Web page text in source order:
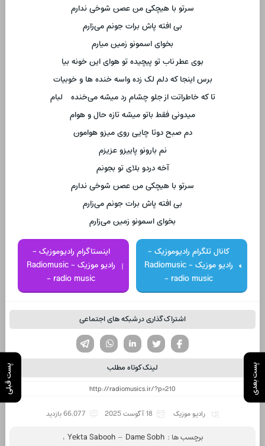
پست بعدی پست قبلی
سرتو با هیچکی من عصن شوخی ندارم
بی افته پاش برات جونم می‌زارم
بخوای اسمونو زمین میارم
بوی عطر ناب تو پیچیده تو هوای این خونه بیا
برس اینجا که دلم لک زده واسه خنده ها و خوبیات
تا که خاطراتت از جلو چشام رد میشه می‌خنده لبام
میدونی فقط باتو میشه تازه حال و هوام
دم صبح دوتا چایی روی میزو هوامون
نم بارونو پاییزو عزیزم
آخه دردو بلای تو بجونم
سرتو با هیچکی من عصن شوخی ندارم
بی افته پاش برات جونم می‌زارم
بخوای اسمونو زمین می‌زارم
کانال تلگرام رادیوموزیک -
رادیو موزیک - Radiomusic
- radio music
اینستاگرام رادیوموزیک -
رادیو موزیک - Radiomusic
- radio music
اشتراک گذاری در شبکه های اجتماعی
لینکدین تویتر
فیسوک
لینک کوتاه مطلب
رادیو موزیک 18 آگوست 2025 66,077 بازدید
برچسب ها : Yekta Sabooh – Dame Sobh ،